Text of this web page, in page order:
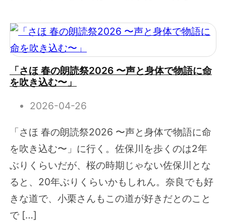
「さほ 春の朗読祭2026 〜声と身体で物語に命
を吹き込む〜」
2026-04-26
「さほ 春の朗読祭2026 〜声と身体で物語に命
を吹き込む〜」に行く。佐保川を歩くのは2年
ぶりくらいだが、桜の時期じゃない佐保川とな
ると、20年ぶりくらいかもしれん。奈良でも好
きな道で、小栗さんもこの道が好きだとのこと
で […]